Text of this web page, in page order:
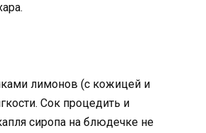
лимонов (с кожицей и
Сок процедить и
сиропа на блюдечке не